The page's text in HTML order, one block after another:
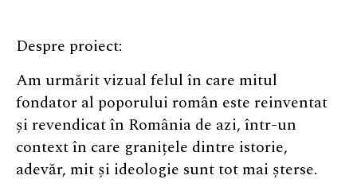
Despre proiect:
Am urmărit vizual felul în care mitul
fondator al poporului român este reinventat
și revendicat în România de azi, într-un
context în care granițele dintre istorie,
adevăr, mit și ideologie sunt tot mai șterse.